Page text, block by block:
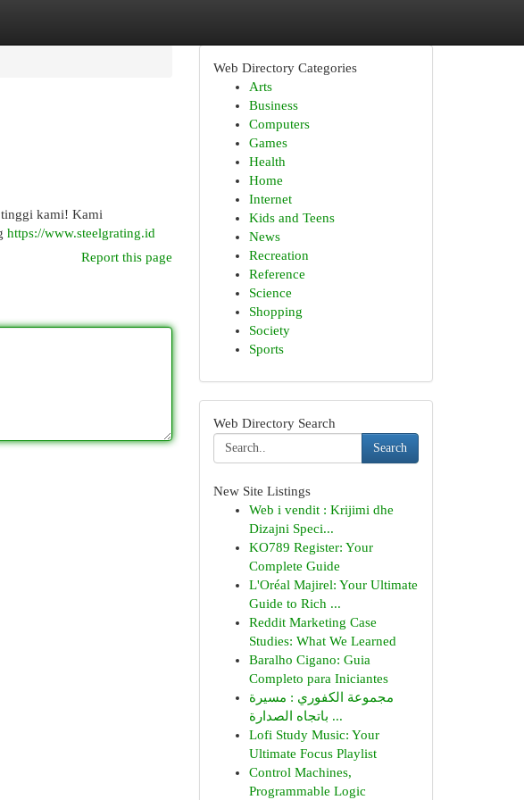
tinggi kami! Kami
https://www.steelgrating.id
Report this page
Web Directory Categories
Arts
Business
Computers
Games
Health
Home
Internet
Kids and Teens
News
Recreation
Reference
Science
Shopping
Society
Sports
Web Directory Search
Search
New Site Listings
Web i vendit : Krijimi dhe
Dizajni Speci...
KO789 Register: Your
Complete Guide
L'Oréal Majirel: Your Ultimate
Guide to Rich ...
Reddit Marketing Case
Studies: What We Learned
Baralho Cigano: Guia
Completo para Iniciantes
مجموعة الكفوري : مسيرة
باتجاه الصدارة ...
Lofi Study Music: Your
Ultimate Focus Playlist
Control Machines,
Programmable Logic